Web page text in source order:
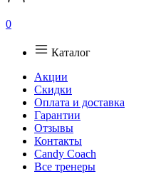
0
Каталог
Акции
Скидки
Оплата и доставка
Гарантии
Отзывы
Контакты
Candy Coach
Все тренеры